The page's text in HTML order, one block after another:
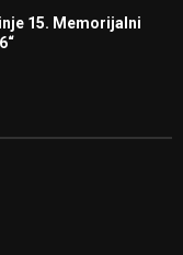
15. Memorijalni